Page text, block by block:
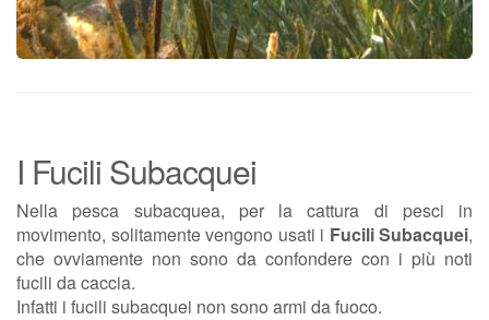
I Fucili Subacquei
Nella pesca subacquea, per la cattura di pesci in
movimento, solitamente vengono usati i Fucili Subacquei,
che ovviamente non sono da confondere con i più noti
fucili da caccia.
Infatti i fucili subacquei non sono armi da fuoco.